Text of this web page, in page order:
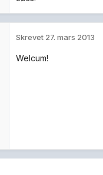
Skrevet 27. mars 2013
Welcum!